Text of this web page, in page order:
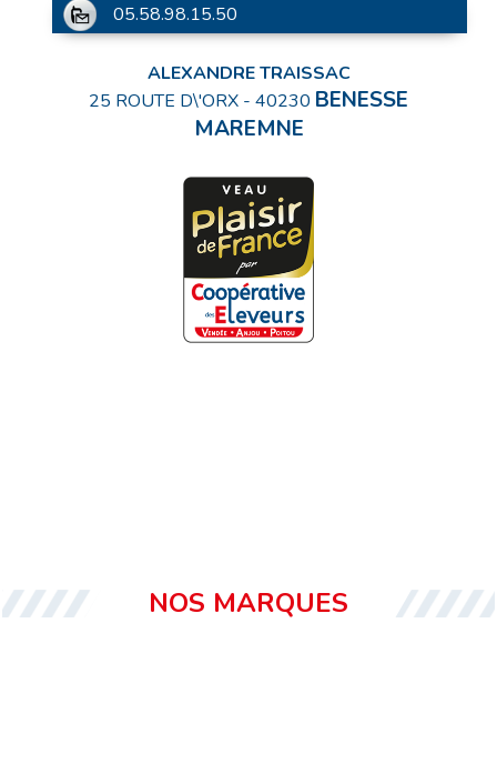
05.58.98.15.50
ALEXANDRE TRAISSAC
25 ROUTE D\'ORX - 40230 BENESSE
MAREMNE
NOS MARQUES